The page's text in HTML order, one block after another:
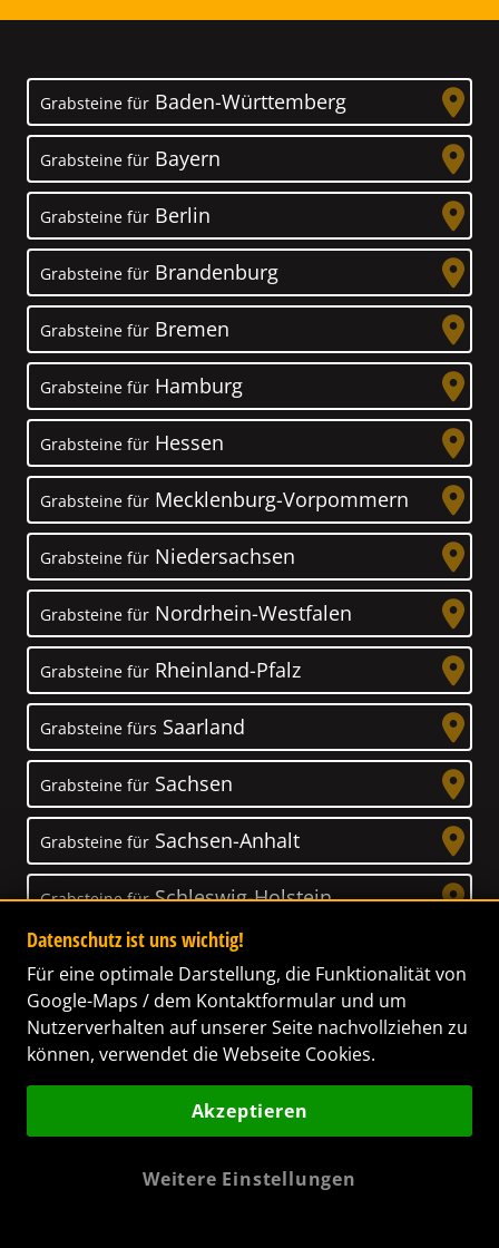
Grabsteine für Baden-Württemberg
Grabsteine für Bayern
Grabsteine für Berlin
Grabsteine für Brandenburg
Grabsteine für Bremen
Grabsteine für Hamburg
Grabsteine für Hessen
Grabsteine für Mecklenburg-Vorpommern
Grabsteine für Niedersachsen
Grabsteine für Nordrhein-Westfalen
Grabsteine für Rheinland-Pfalz
Grabsteine fürs Saarland
Grabsteine für Sachsen
Grabsteine für Sachsen-Anhalt
Grabsteine fürSchleswig-Holstein
Thüringen
es uns zur Aufgabe gemacht, Ihnen dabei zu
Datenschutz ist uns wichtig!
Für eine optimale Darstellung, die Funktionalität von
Google-Maps / dem Kontaktformular und um
Nutzerverhalten auf unserer Seite nachvollziehen zu
können, verwendet die Webseite Cookies.
Akzeptieren
Weitere Einstellungen